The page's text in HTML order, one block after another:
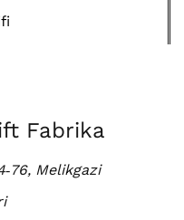
Fabrika
Melikgazi